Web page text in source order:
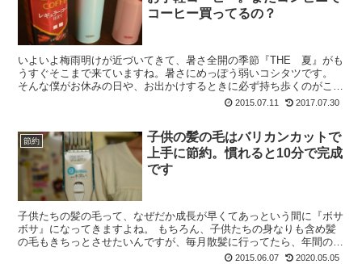
コーヒー買ってるの？
いよいよ梅雨明けが近づいてきて、暑さ全開の季節『THE 夏』がも
うすぐそこまで来ていますね。暑さにめっぽう弱いコシタツです。
そんな僕がお休みの日や、お出かけするときに必ず持ち歩くのがこれ
2015.07.11 2017.07.30
節約
子供の髪の毛はバリカンカットで
上手に節約。慣れると10分で完成
です
子供たちの髪の毛って、なぜだか成長が早くてあっという間に『ボサ
ボサ』になってきますよね。 もちろん、子供たちの身なりも含め髪
の毛もきちっとさせたいんですが、毎月散髪に行ってたら、年間の散
髪代がいくらになるのか想像しただけでも『ガクブル...
2015.06.07 2020.05.05